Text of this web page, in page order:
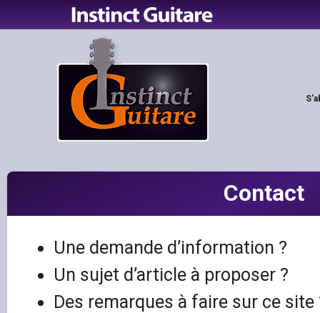
Contact
Une demande d’information ?
Un sujet d’article à proposer ?
Des remarques à faire sur ce site